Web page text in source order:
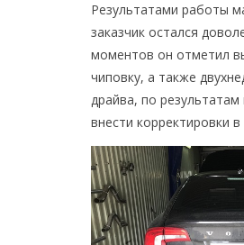
Результатами работы
заказчик остался
моментов он отметил
чиповку, а также
драйва, по
внести корректировки